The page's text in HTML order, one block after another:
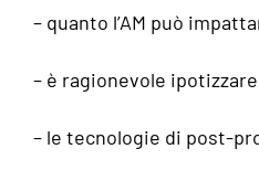
– quanto l’AM può
– è ragionevole
– le tecnologie di post-